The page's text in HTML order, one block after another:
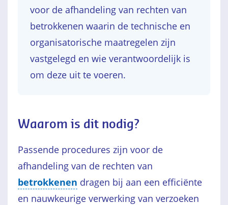
voor de afhandeling van rechten van
betrokkenen waarin de technische en
organisatorische maatregelen zijn
vastgelegd en wie verantwoordelijk is
om deze uit te voeren.
Waarom is dit nodig?
Passende procedures zijn voor de
afhandeling van de rechten van
betrokkenen dragen bij aan een efficiënte
en nauwkeurige verwerking van verzoeken